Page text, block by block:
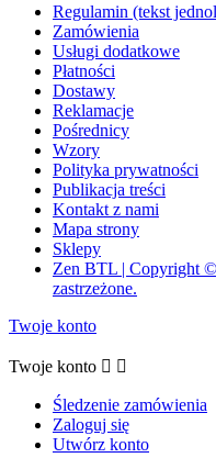
Regulamin (tekst
Zamówienia
Usługi dodatkowe
Płatności
Dostawy
Reklamacje
Pośrednicy
Wzory
Polityka prywatności
Publikacja treści
Kontakt z nami
Mapa strony
Sklepy
Zen BTL | Copyright
zastrzeżone.
Twoje konto
Twoje konto  
Śledzenie zamówienia
Zaloguj się
Utwórz konto